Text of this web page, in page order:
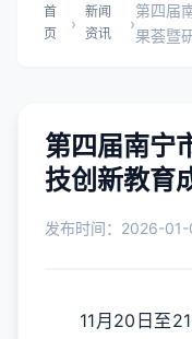
首
页
›
新闻
资讯
›
第四届
果荟暨
第四届南宁
技创新教育
发布时间：2026-
11月20日至21